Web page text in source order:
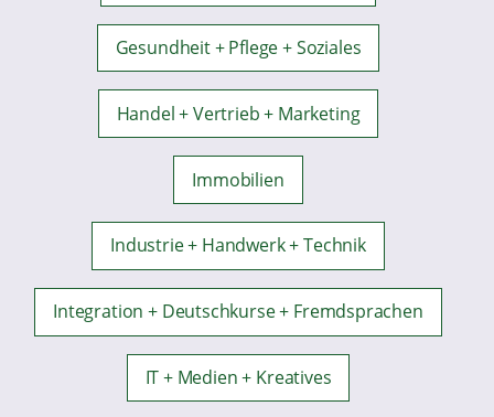
Gesundheit + Pflege + Soziales
Handel + Vertrieb + Marketing
Immobilien
Industrie + Handwerk + Technik
Integration + Deutschkurse + Fremdsprachen
IT + Medien + Kreatives